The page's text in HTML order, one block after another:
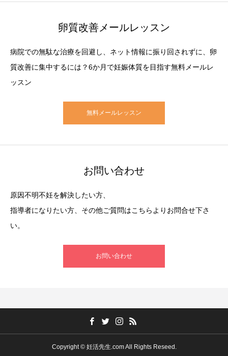
卵質改善メールレッスン
病院での無駄な治療を回避し、ネット情報に振り回されずに、卵
質改善に集中するには？6か月で妊娠体質を目指す無料メールレ
ッスン
無料メールレッスン
お問い合わせ
原因不明不妊を解決したい方、
指導者になりたい方、その他ご質問はこちらよりお問合せ下さ
い。
お問い合わせ
Copyright © 妊活先生.com All Rights Reseed.